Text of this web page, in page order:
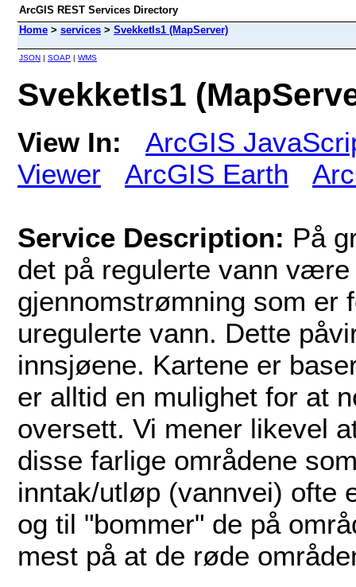
ArcGIS REST Services Directory
Home > services > SvekketIs1 (MapServer)
JSON | SOAP | WMS
SvekketIs1
View In:
ArcGIS
Viewer
ArcGIS Earth
Service Description: På
det på regulerte vann
gjennomstrømning som er
uregulerte vann. Dette
innsjøene. Kartene er
er alltid en mulighet for at
oversett. Vi mener likevel
disse farlige områdene
inntak/utløp (vannvei) ofte
og til "bommer" de på
mest på at de røde